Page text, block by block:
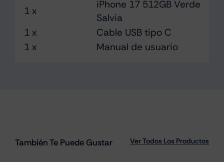
1 x
iPhone 17 512GB Verde
Salvia
1 x
Cable USB tipo C
1 x
Manual de usuario
También Te Puede Gustar Ver Todos Los Productos